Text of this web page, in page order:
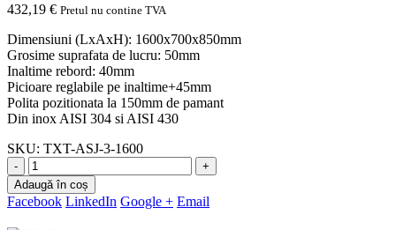
432,19 € Pretul nu contine TVA
Dimensiuni (LxAxH): 1600x700x850mm
Grosime suprafata de lucru: 50mm
Inaltime rebord: 40mm
Picioare reglabile pe inaltime+45mm
Polita pozitionata la 150mm de pamant
Din inox AISI 304 si AISI 430
SKU: TXT-ASJ-3-1600
-
+
Adaugă în coș
Facebook LinkedIn Google + Email